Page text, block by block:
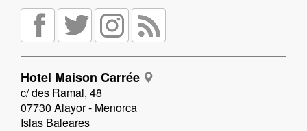
Hotel Maison Carrée
c/ des Ramal, 48
07730 Alayor - Menorca
Islas Baleares